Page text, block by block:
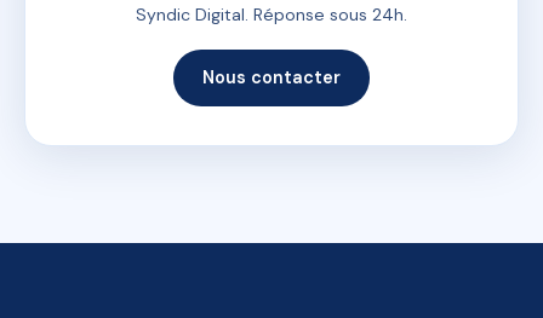
Syndic Digital. Réponse sous 24h.
Nous contacter